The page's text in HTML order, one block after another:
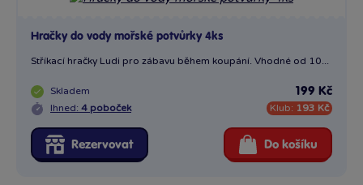
Hračky do vody mořské potvůrky 4ks
Stříkací hračky Ludi pro zábavu během koupání. Vhodné od 10...
Skladem
Ihned: 4 poboček
199 Kč
Klub: 193 Kč
Rezervovat Do košíku